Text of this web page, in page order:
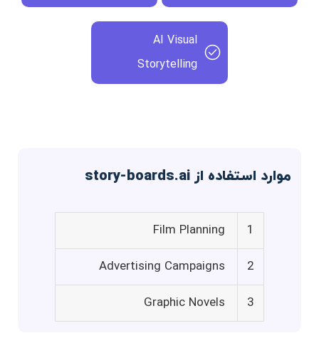
AI Visual
Storytelling
موارد استفاده از story-boards.ai
1
Film Planning
2
Advertising Campaigns
3
Graphic Novels